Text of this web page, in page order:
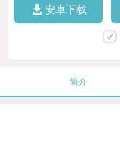
安卓下载
简介